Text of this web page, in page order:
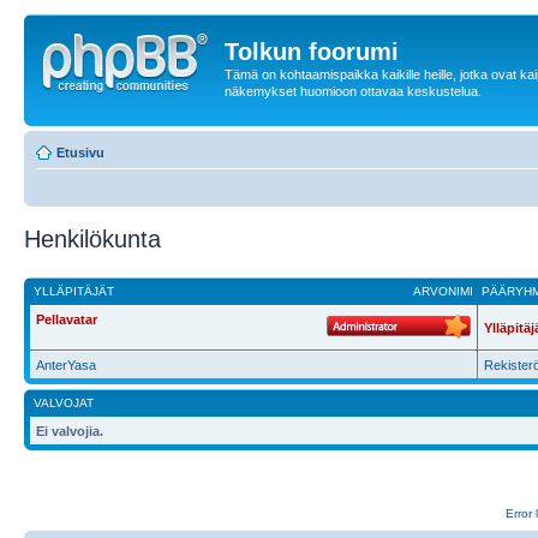
Tolkun foorumi
Tämä on kohtaamispaikka kaikille heille, jotka ovat
näkemykset huomioon ottavaa keskustelua.
Etusivu
Henkilökunta
ARVONIMI
YLLÄPITÄJÄT
Pellavatar
AnterYasa
VALVOJAT
Ei valvojia.
Error